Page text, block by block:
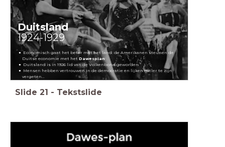
Duitsland
1924-1929
Economisch gaat het beter met het land:de Amerikanen steunen de
Duitse economie met het Dawesplan
Duitsland is in 1926 lid van de Volkenbond geworden
Mensen hebben vertrouwen in de democratie en lijken Hitler te zijn
vergeten...
Slide 21 - Tekstslide